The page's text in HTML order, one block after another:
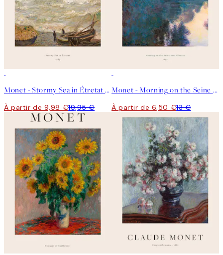
Monet - Stormy Sea in Étretat Affiche
À partir de 9,98 €19,95 €
Monet - Morning on the Seine near Giverny Affiche
À partir de 6,50 €13 €